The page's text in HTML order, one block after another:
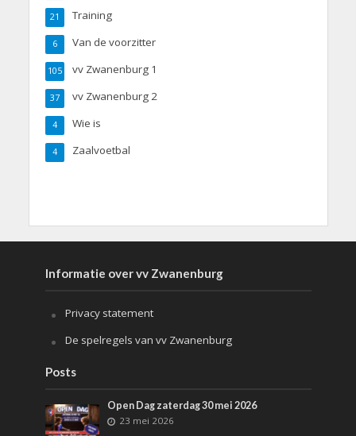
Training
21
Van de voorzitter
6
vv Zwanenburg 1
105
vv Zwanenburg 2
37
Wie is
4
Zaalvoetbal
4
Informatie over vv Zwanenburg
Privacy statement
De spelregels van vv Zwanenburg
Posts
Open Dag zaterdag 30 mei 2026
23 mei 2026